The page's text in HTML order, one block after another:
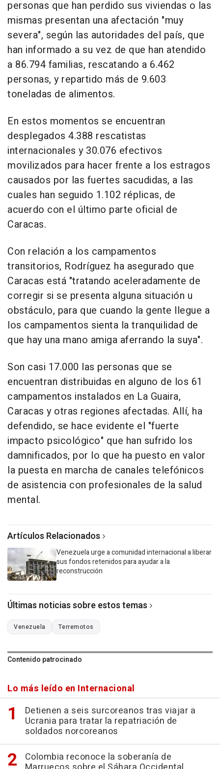
personas que han perdido sus viviendas o las
mismas presentan una afectación "muy
severa", según las autoridades del país, que
han informado a su vez de que han atendido
a 86.794 familias, rescatando a 6.462
personas, y repartido más de 9.603
toneladas de alimentos.
En estos momentos se encuentran
desplegados 4.388 rescatistas
internacionales y 30.076 efectivos
movilizados para hacer frente a los estragos
causados por las fuertes sacudidas, a las
cuales han seguido 1.102 réplicas, de
acuerdo con el último parte oficial de
Caracas.
Con relación a los campamentos
transitorios, Rodríguez ha asegurado que
Caracas está "tratando aceleradamente de
corregir si se presenta alguna situación u
obstáculo, para que cuando la gente llegue a
los campamentos sienta la tranquilidad de
que hay una mano amiga aferrando la suya".
Son casi 17.000 las personas que se
encuentran distribuidas en alguno de los 61
campamentos instalados en La Guaira,
Caracas y otras regiones afectadas. Allí, ha
defendido, se hace evidente el "fuerte
impacto psicológico" que han sufrido los
damnificados, por lo que ha puesto en valor
la puesta en marcha de canales telefónicos
de asistencia con profesionales de la salud
mental.
Artículos Relacionados
Venezuela urge a comunidad internacional a liberar
sus fondos retenidos para ayudar a la
reconstrucción
Últimas noticias sobre estos temas
Venezuela Terremotos
Contenido patrocinado
Lo más leído en Internacional
Detienen a seis surcoreanos tras viajar a
Ucrania para tratar la repatriación de
soldados norcoreanos
Colombia reconoce la soberanía de